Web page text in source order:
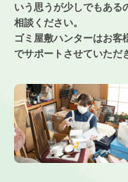
いう思うが少しでもある
相談ください。
ゴミ屋敷ハンターはお客
でサポートさせていただ